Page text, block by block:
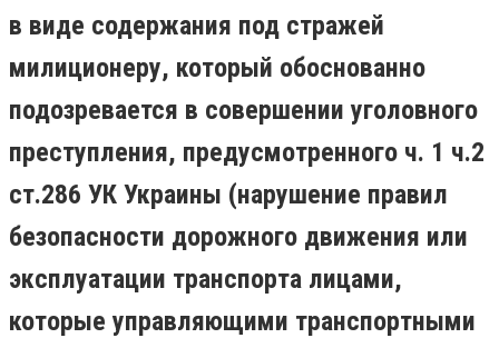
в виде содержания под стражей
милиционеру, который обоснованно
подозревается в совершении уголовного
преступления, предусмотренного ч. 1 ч.2
ст.286 УК Украины (нарушение правил
безопасности дорожного движения или
эксплуатации транспорта лицами,
которые управляющими транспортными